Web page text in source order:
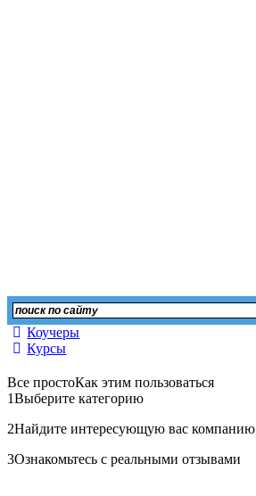
Коучеры
Курсы
Все простоКак этим пользоваться
1Выберите категорию
2Найдите интересующую вас компанию
3Ознакомьтесь с реальными отзывами